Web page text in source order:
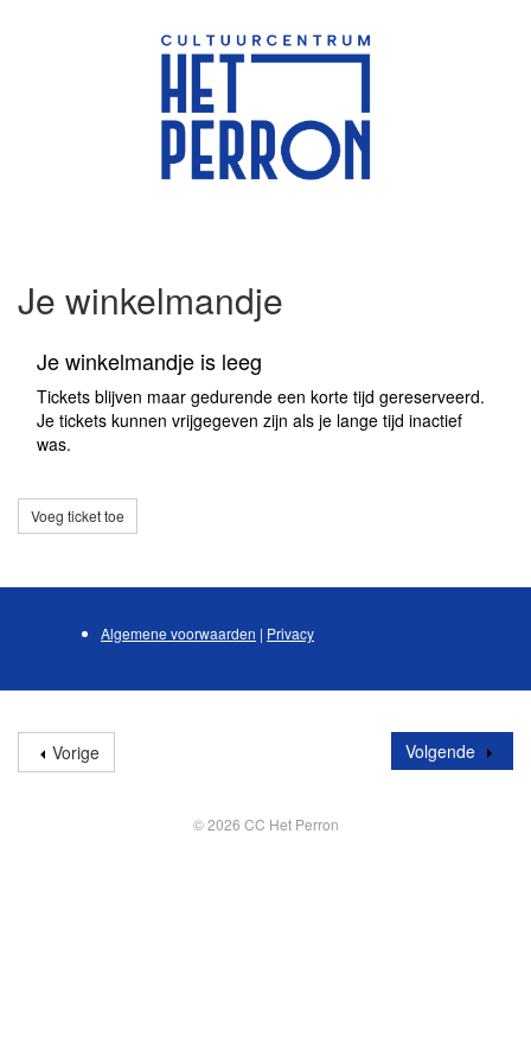
Je winkelmandje
Je winkelmandje is leeg
Tickets blijven maar gedurende een korte tijd gereserveerd.
Je tickets kunnen vrijgegeven zijn als je lange tijd inactief
was.
Voeg ticket toe
Algemene voorwaarden | Privacy
Vorige Volgende
© 2026 CC Het Perron